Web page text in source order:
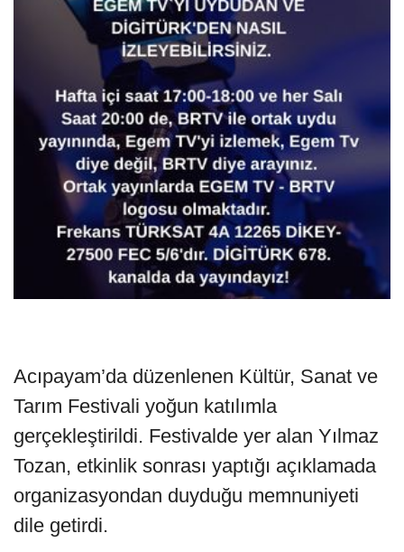
Acıpayam’da düzenlenen Kültür, Sanat ve
Tarım Festivali yoğun katılımla
gerçekleştirildi. Festivalde yer alan Yılmaz
Tozan, etkinlik sonrası yaptığı açıklamada
organizasyondan duyduğu memnuniyeti
dile getirdi.